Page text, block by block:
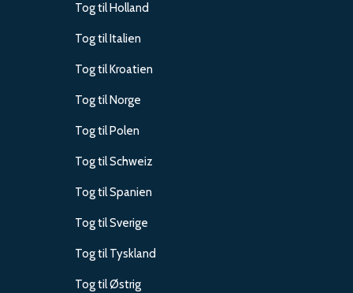
Tog til Holland
Tog til Italien
Tog til Kroatien
Tog til Norge
Tog til Polen
Tog til Schweiz
Tog til Spanien
Tog til Sverige
Tog til Tyskland
Tog til Østrig